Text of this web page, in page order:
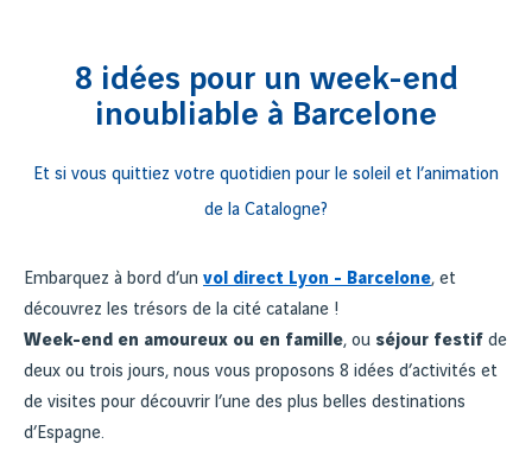
8 idées pour un week-end
inoubliable à Barcelone
Et si vous quittiez votre quotidien pour le soleil et l’animation
de la Catalogne?
Embarquez à bord d’un vol direct Lyon - Barcelone, et
découvrez les trésors de la cité catalane !
Week-end en amoureux ou en famille, ou séjour festif de
deux ou trois jours, nous vous proposons 8 idées d’activités et
de visites pour découvrir l’une des plus belles destinations
d’Espagne.